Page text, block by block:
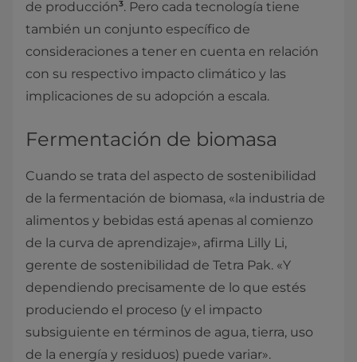
de producción3. Pero cada tecnología tiene
también un conjunto específico de
consideraciones a tener en cuenta en relación
con su respectivo impacto climático y las
implicaciones de su adopción a escala.
Fermentación de biomasa
Cuando se trata del aspecto de sostenibilidad
de la fermentación de biomasa, «la industria de
alimentos y bebidas está apenas al comienzo
de la curva de aprendizaje», afirma Lilly Li,
gerente de sostenibilidad de Tetra Pak. «Y
dependiendo precisamente de lo que estés
produciendo el proceso (y el impacto
subsiguiente en términos de agua, tierra, uso
de la energía y residuos) puede variar».